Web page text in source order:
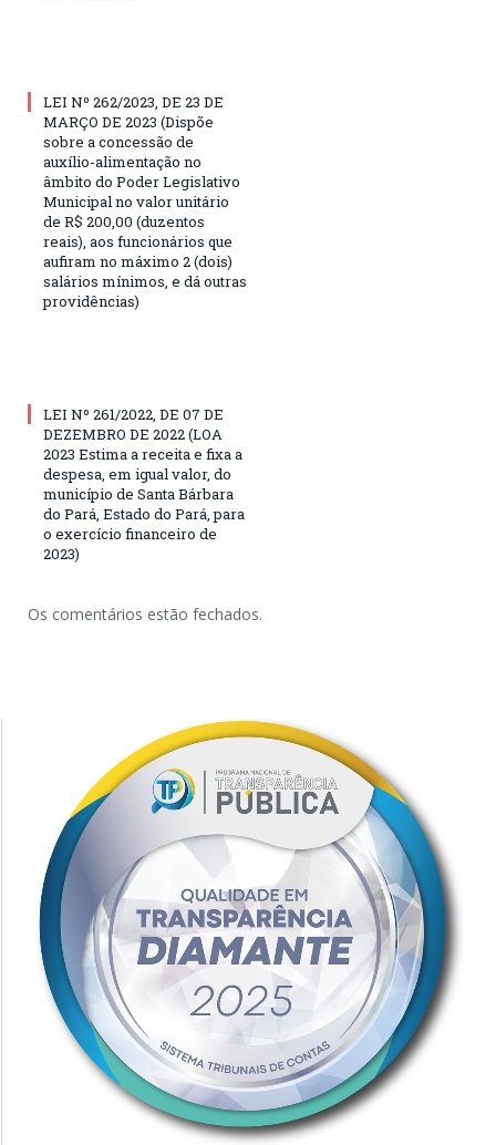
LEI Nº 262/2023, DE 23 DE
MARÇO DE 2023 (Dispõe
sobre a concessão de
auxílio-alimentação no
âmbito do Poder Legislativo
Municipal no valor unitário
de R$ 200,00 (duzentos
reais), aos funcionários que
aufiram no máximo 2 (dois)
salários mínimos, e dá outras
providências)
LEI Nº 261/2022, DE 07 DE
DEZEMBRO DE 2022 (LOA
2023 Estima a receita e fixa a
despesa, em igual valor, do
município de Santa Bárbara
do Pará, Estado do Pará, para
o exercício financeiro de
2023)
Os comentários estão fechados.